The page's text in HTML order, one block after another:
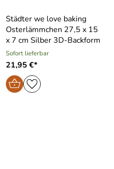
Städter we love baking
Osterlämmchen 27,5 x 15
x 7 cm Silber 3D-Backform
Sofort lieferbar
21,95 €*